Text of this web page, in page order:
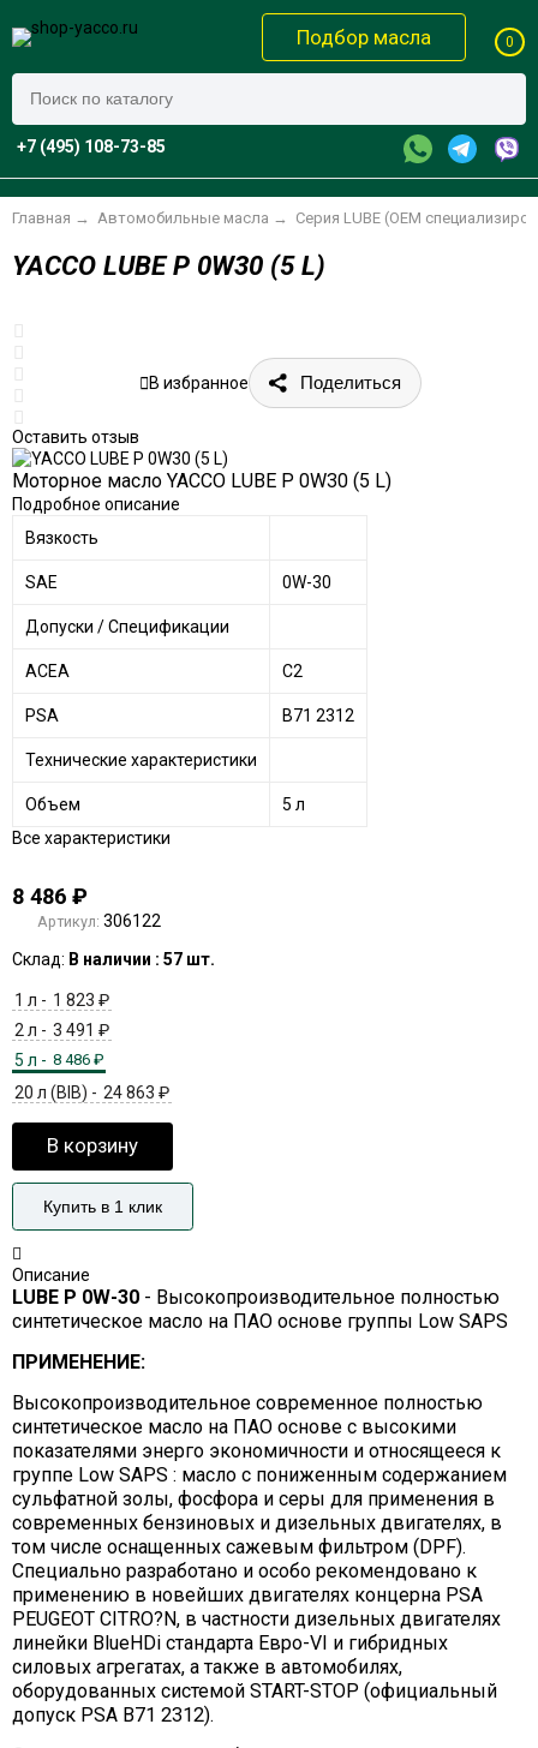
Подбор масла 0
+7 (495) 108-73-85
Главная → Автомобильные масла → Серия LUBE (OEM
YACCO LUBE P 0W30 (5 L)
Оставить отзыв
В избранное Поделиться
Моторное масло YACCO LUBE P 0W30 (5 L)
Подробное описание
Вязкость
SAE 0W-30
Допуски / Спецификации
ACEA C2
PSA B71 2312
Технические характеристики
Объем
5 л
Все характеристики
8 486 ₽
Артикул: 306122
Склад: В наличии : 57 шт.
1 л - 1 823 ₽
2 л - 3 491 ₽
5 л - 8 486 ₽
20 л (BIB) - 24 863 ₽
В корзину
Купить в 1 клик
Описание
LUBE P 0W-30- Высокопроизводительное полностью
синтетическое масло на ПАО основе группы Low SAPS
ПРИМЕНЕНИЕ:
Высокопроизводительное современное полностью
синтетическое масло на ПАО основе с высокими
показателями энерго экономичности и относящееся к
группе Low SAPS : масло с пониженным содержанием
сульфатной золы, фосфора и серы для применения в
современных бензиновых и дизельных двигателях, в
том числе оснащенных сажевым фильтром (DPF).
Специально разработано и особо рекомендовано к
применению в новейших двигателях концерна PSA
PEUGEOT CITRO?N, в частности дизельных двигателях
линейки BlueHDi стандарта Евро-VI и гибридных
силовых агрегатах, а также в автомобилях,
оборудованных системой START-STOP (официальный
допуск PSA B71 2312).